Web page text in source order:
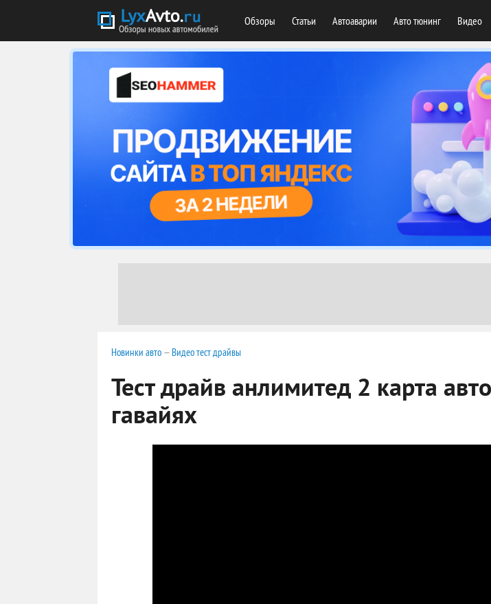
Обзоры Статьи Автоаварии Авто тюнинг Видео
Новинки авто — Видео тест драйвы
Тест драйв анлимитед 2 карта
гавайях